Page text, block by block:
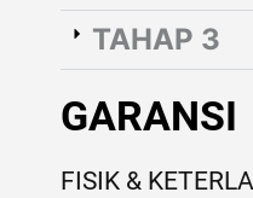
TAHAP 3
GARANSI
FISIK &